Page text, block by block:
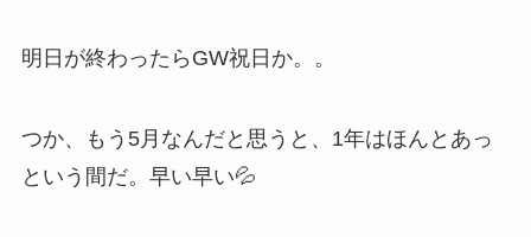
明日が終わったらGW祝日か。。
つか、もう5月なんだと思うと、1年はほんとあっ
という間だ。早い早い💦